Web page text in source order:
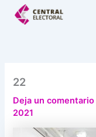
22
Deja un comentario
2021